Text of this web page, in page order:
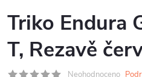
Triko Endura
T, Rezavě
Neohodnoceno